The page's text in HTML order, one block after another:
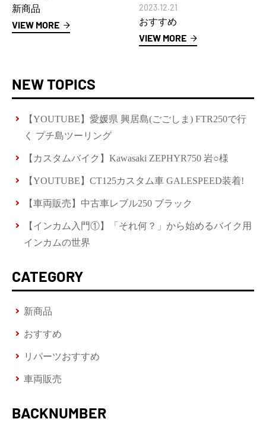
新商品
VIEW MORE
2023.12.21
おすすめ
VIEW MORE
NEW TOPICS
【YOUTUBE】愛媛県 興居島(ごごしま) FTR250で行
く プチ島ツーリング
【カスタムバイク】Kawasaki ZEPHYR750 岩○様
【YOUTUBE】CT125カスタム車 GALESPEED装着!
【車両販売】中古車レブル250 ブラック
【インカム入門①】「それ何？」から始めるバイク用
インカムの世界
CATEGORY
新商品
おすすめ
リパーツおすすめ
車両販売
BACKNUMBER